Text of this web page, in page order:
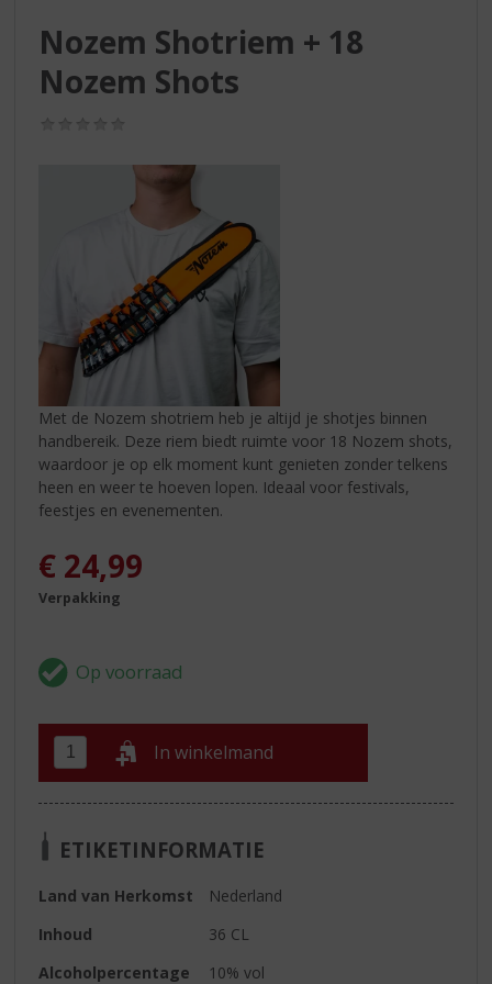
Nozem Shotriem + 18
Nozem Shots
Met de Nozem shotriem heb je altijd je shotjes binnen
handbereik. Deze riem biedt ruimte voor 18 Nozem shots,
waardoor je op elk moment kunt genieten zonder telkens
heen en weer te hoeven lopen. Ideaal voor festivals,
feestjes en evenementen.
€ 24,99
Verpakking
In winkelmand
ETIKETINFORMATIE
Land van Herkomst
Nederland
Inhoud
36 CL
Alcoholpercentage
10% vol